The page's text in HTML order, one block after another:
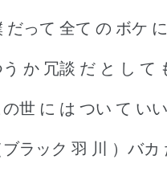
だって 全て の ボケ
か 冗談 だ と し て
の世 に は つい て い
ブラック 羽 川 ）バ